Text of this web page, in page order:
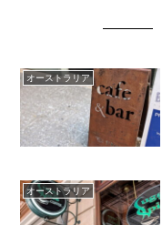
オーストラリア
オーストラリア